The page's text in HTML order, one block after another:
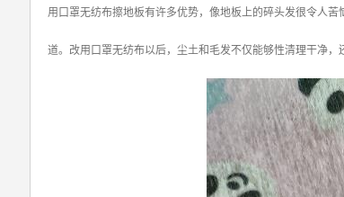
用口罩无纺布擦地板有许多优势，像地板上的碎头发很令人
道。改用口罩无纺布以后，尘土和毛发不仅能够性清理干净，